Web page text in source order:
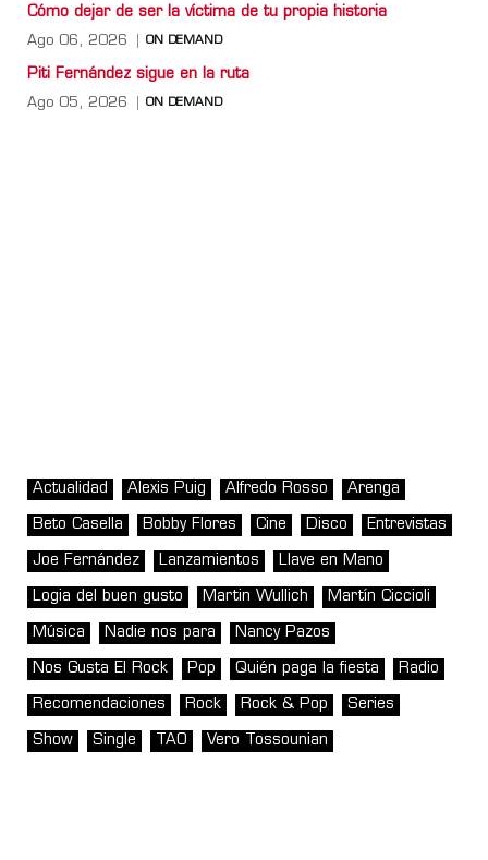
Cómo dejar de ser la víctima de tu propia historia
Ago 06, 2026 ON DEMAND
Piti Fernández sigue en la ruta
Ago 05, 2026 ON DEMAND
Actualidad Alexis Puig Alfredo Rosso Arenga
Beto Casella Bobby Flores Cine Disco Entrevistas
Joe Fernández Lanzamientos Llave en Mano
Logia del buen gusto Martin Wullich Martín Ciccioli
Música Nadie nos para Nancy Pazos
Nos Gusta El Rock Pop Quién paga la fiesta Radio
Recomendaciones Rock Rock & Pop Series
Show Single TAO Vero Tossounian